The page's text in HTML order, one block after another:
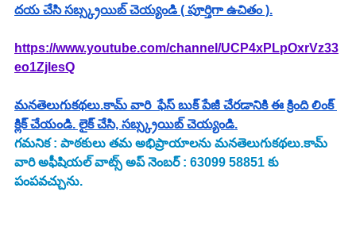
దయ చేసి సబ్స్క్రయిబ్ చెయ్యండి ( పూర్తిగా ఉచితం ).
https://www.youtube.com/channel/UCP4xPLpOxrVz33
eo1ZjlesQ
మనతెలుగుకథలు.కామ్ వారి  ఫేస్ బుక్ పేజీ చేరడానికి ఈ క్రింది లింక్
క్లిక్ చేయండి. లైక్ చేసి, సబ్స్క్రయిబ్ చెయ్యండి.
గమనిక : పాఠకులు తమ అభిప్రాయాలను మనతెలుగుకథలు.కామ్
వారి అఫీషియల్ వాట్స్ అప్ నెంబర్ : 63099 58851 కు
పంపవచ్చును.